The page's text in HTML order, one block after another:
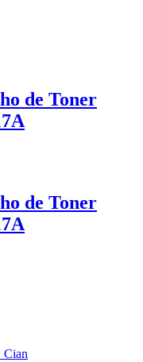
de Toner
de Toner
Cian